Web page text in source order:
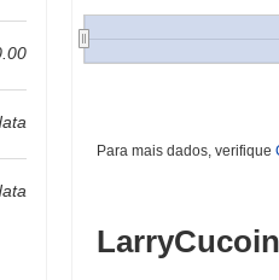
Para mais dados, verifique